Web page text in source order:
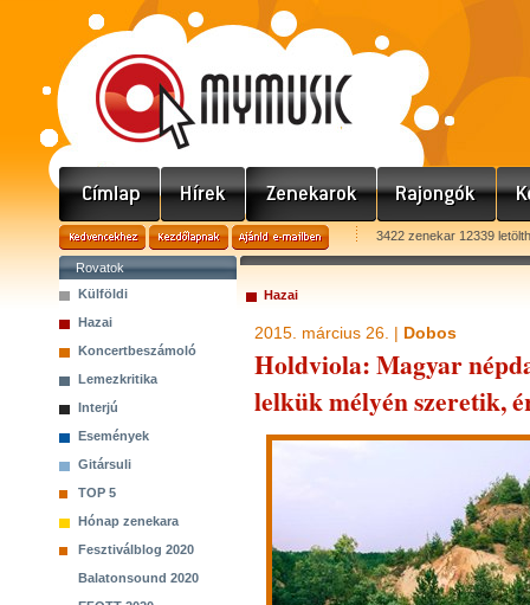
3422 zenekar 12339
Rovatok
Külföldi
Hazai
Koncertbeszámoló
Lemezkritika
Interjú
Események
Gitársuli
TOP 5
Hónap zenekara
Fesztiválblog 2020
Balatonsound 2020
Hazai
2015. március 26. | Dobos
Holdviola: Magyar
lelkük mélyén szeretik,